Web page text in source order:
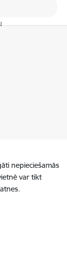
nepieciešamās
var tikt